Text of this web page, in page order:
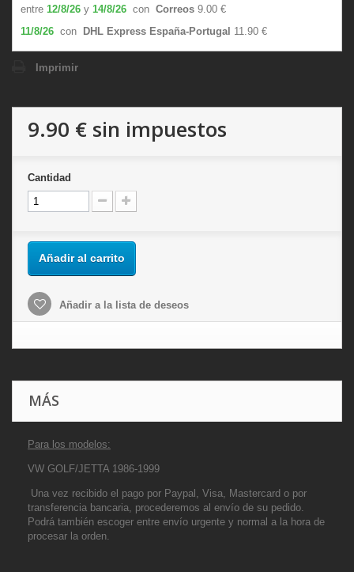
entre 12/8/26 y 14/8/26 con Correos 9.00 €
11/8/26 con DHL Express España-Portugal 11.90 €
Imprimir
9.90 € sin impuestos
Cantidad
Añadir al carrito
Añadir a la lista de deseos
MÁS
Para los modelos:
VW GOLF/JETTA 1986-1999
Una vez recibido el pago por Paypal, Visa, Mastercard o por
transferencia bancaria, procederemos al envío de su pedido.
Podrá también escoger entre envío urgente y normal a la hora de
procesar la orden.